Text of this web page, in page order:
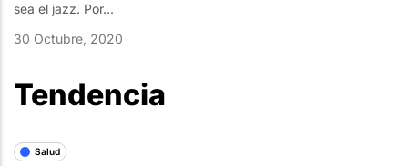
sea el jazz. Por...
30 Octubre, 2020
Tendencia
Salud